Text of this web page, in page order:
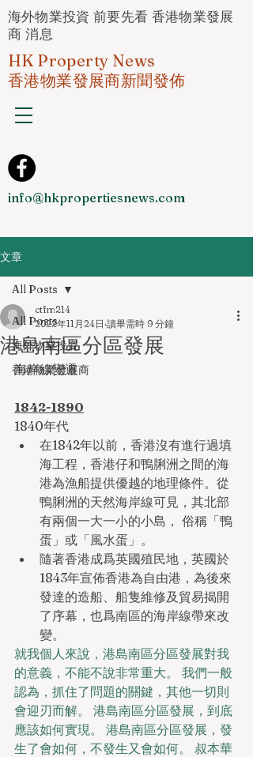
海外物業投資 前要先看 香港物業發展
商 消息
HK Property News
香港物業發展商新聞發佈
info@hkpropertiesnews.com
文章
All Posts
海外物業投資
香港物業發展商
All Posts
港島南區分區發展
ctfm214
2022年11月24日 讀畢需時 9 分鐘
海岸線變遷
1842-1890
1840年代
在1842年以前，香港沒有進行過填
海工程，香港仔和鴨脷洲之間的海
港為漁船提供優越的地理條件。從
鴨脷洲的天然海岸線可見，其北部
有兩個一大一小的小島， 俗稱「鴨
蛋」或「風水蛋」。
隨著香港成爲英國殖民地，英國於
1843年宣佈香港為自由港，為後來
發達的造船、船隻維修及貿易揭開
了序幕，也爲南區的海岸線帶來改
變。
就我個人來說，港島南區分區發展對我
的意義，不能不說非常重大。 我們一般
認為，抓住了問題的關鍵，其他一切則
會迎刃而解。 港島南區分區發展，到底
應該如何實現。 港島南區分區發展，發
生了會如何，不發生又會如何。 叔本華